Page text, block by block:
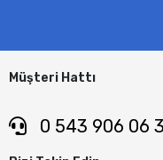
Müşteri Hattı
0 543 906 06